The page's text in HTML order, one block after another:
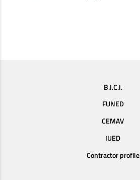
B.I.C.I.
FUNED
CEMAV
IUED
Contractor profile